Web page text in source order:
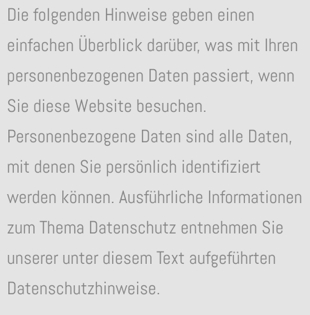
Die folgenden Hinweise geben einen
einfachen Überblick darüber, was mit Ihren
personenbezogenen Daten passiert, wenn
Sie diese Website besuchen.
Personenbezogene Daten sind alle Daten,
mit denen Sie persönlich identifiziert
werden können. Ausführliche Informationen
zum Thema Datenschutz entnehmen Sie
unserer unter diesem Text aufgeführten
Datenschutzhinweise.